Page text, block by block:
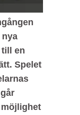
nya
en
Spelet